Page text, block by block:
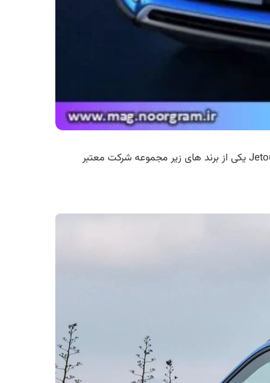
خودرو فیدلیتی که این روز ها توسط گروه بهمن موتور در ایران عرضه می‌شود در اصل همان خودرو Jetour x70s می‌باشد. Jetour یکی از برند های زیر مجموعه شرکت معتبر